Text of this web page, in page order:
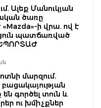
Ալեք Մանուկյան
ծառը
ի վրա. ով է
պատճառված
մարզում․
գործել տուն և
ու խմիչքներ